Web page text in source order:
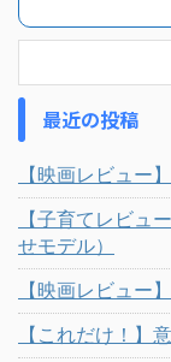
最近の投稿
【映画レビュー
【子育てレビュ
せモデル）
【映画レビュー
【これだけ！】